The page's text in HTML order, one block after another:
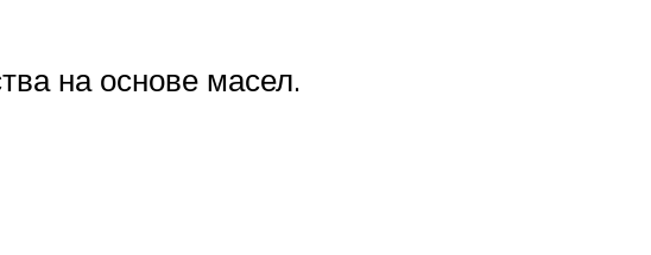
на основе масел.